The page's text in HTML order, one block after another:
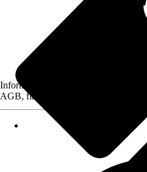
Informationen des Verkäufers, wie z.
AGB, finden Sie bei Klick auf den